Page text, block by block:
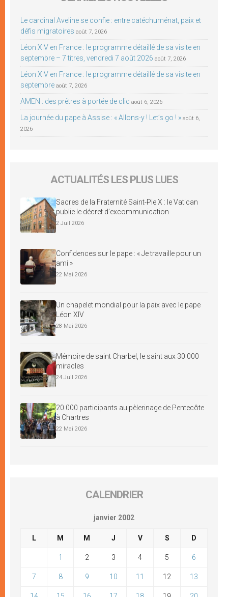
Le cardinal Aveline se confie : entre catéchuménat, paix et
défis migratoires août 7, 2026
Léon XIV en France : le programme détaillé de sa visite en
septembre – 7 titres, vendredi 7 août 2026 août 7, 2026
Léon XIV en France : le programme détaillé de sa visite en
septembre août 7, 2026
AMEN : des prêtres à portée de clic août 6, 2026
La journée du pape à Assise : « Allons-y ! Let’s go ! » août 6,
2026
ACTUALITÉS LES PLUS LUES
Sacres de la Fraternité Saint-Pie X : le Vatican
publie le décret d’excommunication
2 Juil 2026
Confidences sur le pape : « Je travaille pour un
ami »
22 Mai 2026
Un chapelet mondial pour la paix avec le pape
Léon XIV
28 Mai 2026
Mémoire de saint Charbel, le saint aux 30 000
miracles
24 Juil 2026
20 000 participants au pèlerinage de Pentecôte
à Chartres
22 Mai 2026
CALENDRIER
janvier 2002
L M M J V S D
1 2 3 4 5 6
7 8 9 10 11 12 13